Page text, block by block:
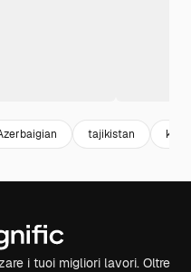
tajikistan
i tuoi migliori lavori. Oltre